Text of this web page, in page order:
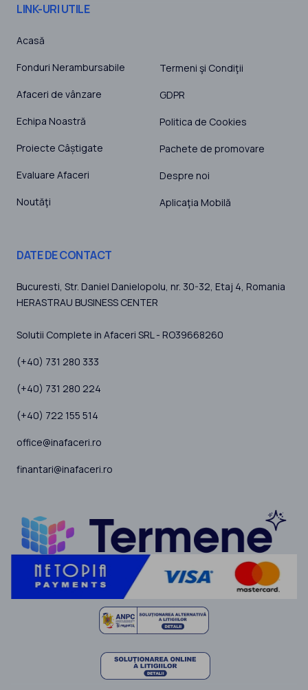
LINK-URI UTILE
Acasă
Fonduri Nerambursabile
Afaceri de vânzare
Echipa Noastră
Proiecte Câștigate
Evaluare Afaceri
Noutăţi
Termeni şi Condiţii
GDPR
Politica de Cookies
Pachete de promovare
Despre noi
Aplicaţia Mobilă
DATE DE CONTACT
Bucuresti, Str. Daniel Danielopolu, nr. 30-32, Etaj 4, Romania
HERASTRAU BUSINESS CENTER
Solutii Complete in Afaceri SRL - RO39668260
(+40) 731 280 333
(+40) 731 280 224
(+40) 722 155 514
office@inafaceri.ro
finantari@inafaceri.ro